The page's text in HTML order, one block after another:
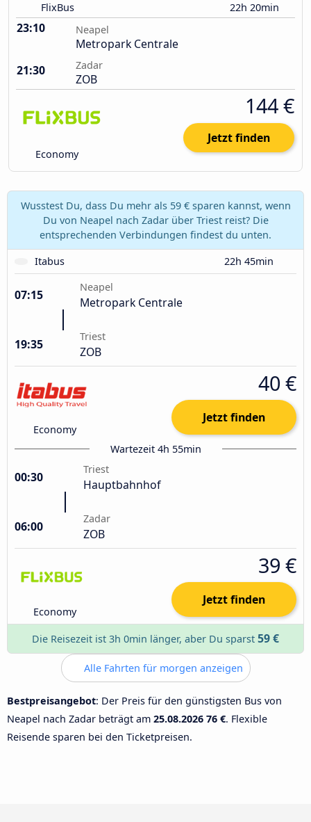
FlixBus 22h 20min
23:10 Neapel
Metropark Centrale
21:30
Zadar
ZOB
Economy
144 €
Jetzt finden
Wusstest Du, dass Du mehr als 59 € sparen kannst, wenn
Du von Neapel nach Zadar über Triest reist? Die
entsprechenden Verbindungen findest du unten.
Itabus
22h 45min
07:15
Neapel
Metropark Centrale
19:35
Triest
ZOB
Economy
40 €
Jetzt finden
Wartezeit 4h 55min
00:30
Triest
Hauptbahnhof
06:00
Zadar
ZOB
Economy
39 €
Jetzt finden
Die Reisezeit ist 3h 0min länger, aber Du sparst 59 €
Alle Fahrten für morgen anzeigen
Bestpreisangebot: Der Preis für den günstigsten Bus von
Neapel nach Zadar beträgt am 25.08.2026 76 €. Flexible
Reisende sparen bei den Ticketpreisen.